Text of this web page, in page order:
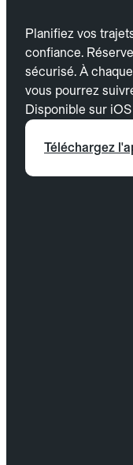
Planifiez vos
confiance.
sécurisé. À
vous pourrez
Disponible sur
Téléchargez